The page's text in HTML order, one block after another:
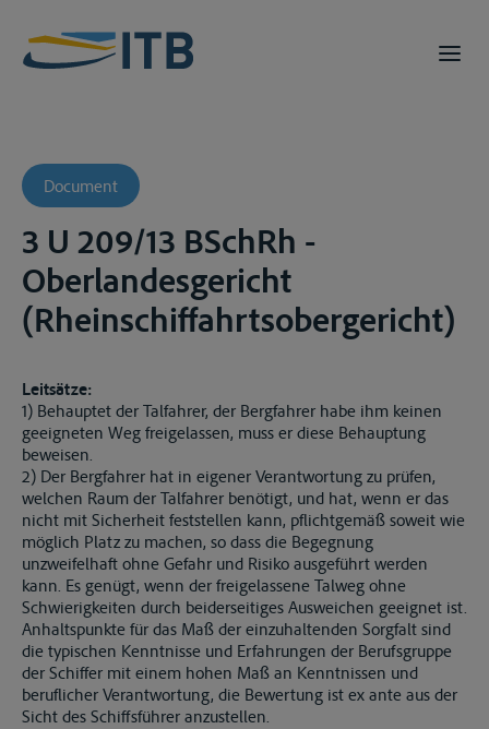
Document
3 U 209/13 BSchRh -
Oberlandesgericht
(Rheinschiffahrtsobergericht)
Leitsätze:
1) Behauptet der Talfahrer, der Bergfahrer habe ihm keinen
geeigneten Weg freigelassen, muss er diese Behauptung
beweisen.
2) Der Bergfahrer hat in eigener Verantwortung zu prüfen,
welchen Raum der Talfahrer benötigt, und hat, wenn er das
nicht mit Sicherheit feststellen kann, pflichtgemäß soweit wie
möglich Platz zu machen, so dass die Begegnung
unzweifelhaft ohne Gefahr und Risiko ausgeführt werden
kann. Es genügt, wenn der freigelassene Talweg ohne
Schwierigkeiten durch beiderseitiges Ausweichen geeignet ist.
Anhaltspunkte für das Maß der einzuhaltenden Sorgfalt sind
die typischen Kenntnisse und Erfahrungen der Berufsgruppe
der Schiffer mit einem hohen Maß an Kenntnissen und
beruflicher Verantwortung, die Bewertung ist ex ante aus der
Sicht des Schiffsführer anzustellen.